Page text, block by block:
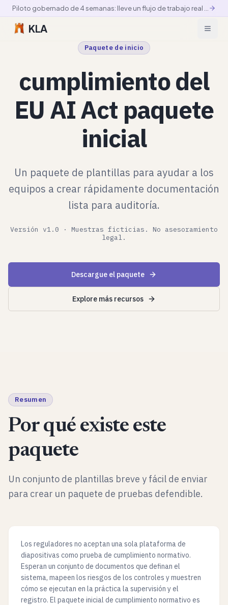
KLA
Paquete de inicio
cumplimiento del
EU AI Act paquete
inicial
Un paquete de plantillas para ayudar a los
equipos a crear rápidamente documentación
lista para auditoría.
Versión v1.0 · Muestras ficticias. No asesoramiento
legal.
Descargue el paquete
Explore más recursos
Resumen
Por qué existe este
paquete
Un conjunto de plantillas breve y fácil de enviar
para crear un paquete de pruebas defendible.
Los reguladores no aceptan una sola plataforma de
diapositivas como prueba de cumplimiento normativo.
Esperan un conjunto de documentos que definan el
sistema, mapeen los riesgos de los controles y muestren
cómo se ejecutan en la práctica la supervisión y el
registro. El paquete inicial de cumplimiento normativo es